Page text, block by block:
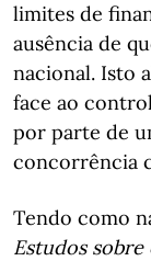
limites de
ausência de
nacional. Isto
face ao
por parte de
concorrência
Tendo como
Estudos sobre